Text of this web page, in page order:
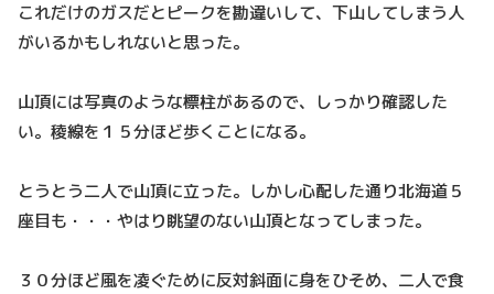
これだけのガスだとピークを勘違いして、下山してしまう人
がいるかもしれないと思った。
山頂には写真のような標柱があるので、しっかり確認した
い。稜線を１５分ほど歩くことになる。
とうとう二人で山頂に立った。しかし心配した通り北海道５
座目も・・・やはり眺望のない山頂となってしまった。
３０分ほど風を凌ぐために反対斜面に身をひそめ、二人で食